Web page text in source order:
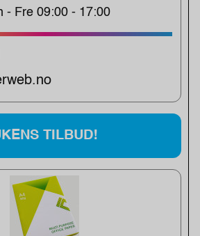
- Fre 09:00 - 17:00
TILBUD!